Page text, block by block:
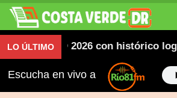
LO ÚLTIMOSD 2026 con histórico
Escucha en vivo a